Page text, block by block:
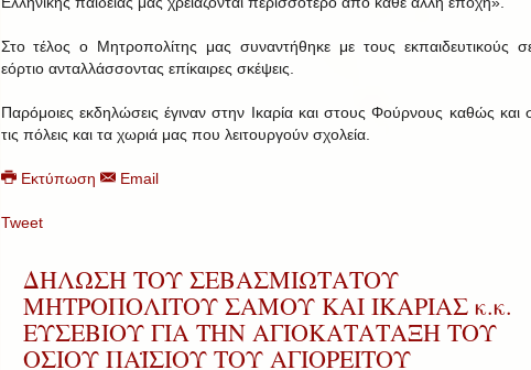
Στο τέλος ο Μητροπολίτης μας συναντήθηκε με τους εκπαιδευτικούς
εόρτιο ανταλλάσσοντας επίκαιρες σκέψεις.
Παρόμοιες εκδηλώσεις έγιναν στην Ικαρία και στους Φούρνους καθώς και
τις πόλεις και τα χωριά μας που λειτουργούν σχολεία.
Εκτύπωση Email
Tweet
ΔΗΛΩΣΗ ΤΟΥ ΣΕΒΑΣΜΙΩΤΑΤΟΥ
ΜΗΤΡΟΠΟΛΙΤΟΥ ΣΑΜΟΥ ΚΑΙ ΙΚΑΡΙΑΣ κ.κ.
ΕΥΣΕΒΙΟΥ ΓΙΑ ΤΗΝ ΑΓΙΟΚΑΤΑΤΑΞΗ ΤΟΥ
ΟΣΙΟΥ ΠΑΪΣΙΟΥ ΤΟΥ ΑΓΙΟΡΕΙΤΟΥ